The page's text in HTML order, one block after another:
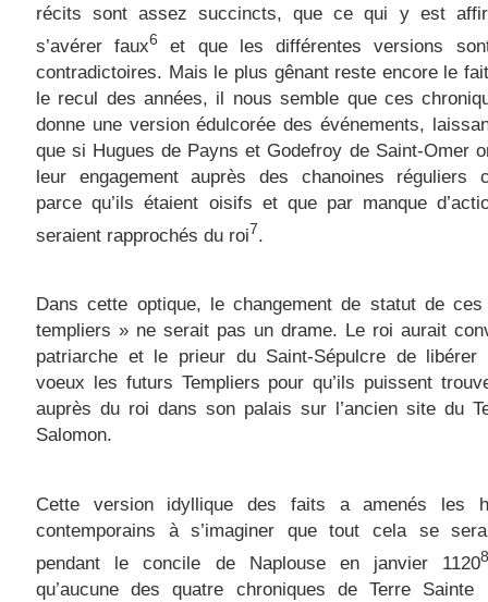
récits sont assez succincts, que ce qui y est
s’avérer faux6
et que les différentes versions
contradictoires. Mais le plus gênant reste encore le
le recul des années, il nous semble que ces
donne une version édulcorée des événements,
que si Hugues de Payns et Godefroy de Saint-Omer
leur engagement auprès des chanoines réguliers
parce qu’ils étaient oisifs et que par manque
seraient rapprochés du roi7.
Dans cette optique, le changement de statut de
templiers » ne serait pas un drame. Le roi aurait
patriarche et le prieur du Saint-Sépulcre de libérer
voeux les futurs Templiers pour qu’ils puissent
auprès du roi dans son palais sur l’ancien site du
Salomon.
Cette version idyllique des faits a amenés les
contemporains à s’imaginer que tout cela se
pendant le concile de Naplouse en janvier 1120
qu’aucune des quatre chroniques de Terre Sainte